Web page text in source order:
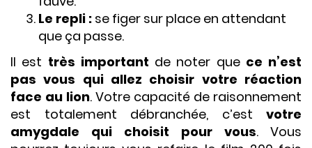
Le repli : se figer sur place en attendant
que ça passe.
Il est très important de noter que ce n’est
pas vous qui allez choisir votre réaction
face au lion. Votre capacité de raisonnement
est totalement débranchée, c’est votre
amygdale qui choisit pour vous. Vous